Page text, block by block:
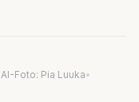
AI-Foto: Pia Luuka•